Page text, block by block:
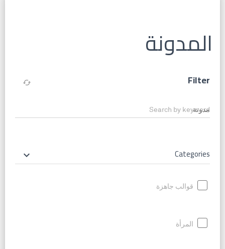
المدونة
Filter
cached
Search by keyword
Categories
keyboard_arrow_down
قوالب جاهزة
المرأة